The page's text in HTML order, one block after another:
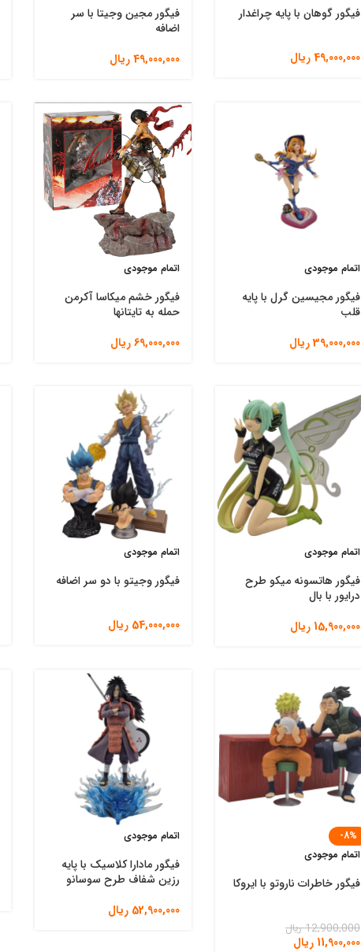
فیگور گوهان با پایه چراغدار
49,000,000ریال
فیگور مجین وجیتا با سر
اضافه
49,000,000ریال
اتمام موجودی
فیگور مجیسین گرل با پایه
قلب
39,000,000ریال
اتمام موجودی
فیگور خشم میکاسا آکرمن
حمله به تایتانها
69,000,000ریال
اتمام موجودی
فیگور هاتسونه میکو طرح
درایور با بال
15,900,000 ریال
اتمام موجودی
فیگور وجیتو با دو سر اضافه
54,000,000 ریال
-8%
اتمام موجودی
فیگور خاطرات ناروتو با ایروکا
12,900,000ریال
11,900,000 ریال
اتمام موجودی
فیگور مادارا کلاسیک با پایه
رزین شفاف طرح سوسانو
52,900,000 ریال